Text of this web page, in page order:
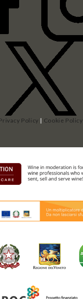
Policy | Cookie Policy